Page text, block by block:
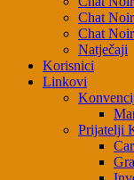
Chat
Chat
Natječaji
Korisnici
Linkovi
Prijatelji